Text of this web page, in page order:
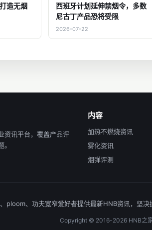
造无烟
西班牙计划延伸禁烟令，多数
尼古丁产品恐将受限
2026-07-22
资讯平台，覆盖产品评
内容
加热不燃烧资讯
雾化资讯
烟弹评测
ploom、功夫宽窄爱好者提供最新HNB资讯，坚
Copyright © 2016-2026 HNB之